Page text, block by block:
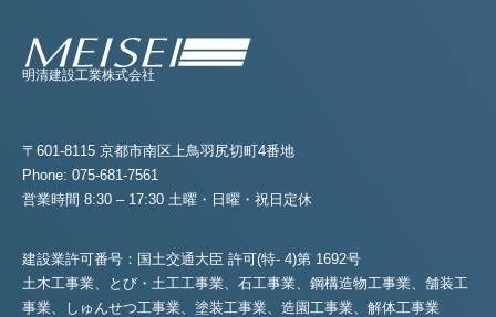
明清建設工業株式会社
〒601-8115 京都市南区上鳥羽尻切町4番地
Phone: 075-681-7561
営業時間 8:30 – 17:30 土曜・日曜・祝日定休
建設業許可番号：国土交通大臣 許可(特- 4)第 1692号
土木工事業、とび・土工工事業、石工事業、鋼構造物工事業、舗装工
事業、
しゅんせつ工事業、塗装工事業、造園工事業、解体工事業